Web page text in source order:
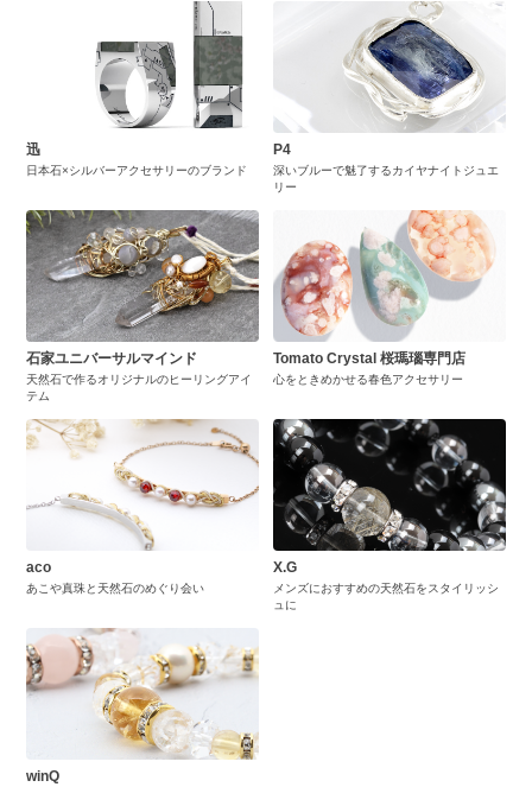
迅
日本石×シルバーアクセサリーのブランド
P4
深いブルーで魅了するカイヤナイトジュエ
リー
石家ユニバーサルマインド
天然石で作るオリジナルのヒーリングアイ
テム
Tomato Crystal 桜瑪瑙専門店
心をときめかせる春色アクセサリー
aco
あこや真珠と天然石のめぐり会い
X.G
メンズにおすすめの天然石をスタイリッシ
ュに
winQ